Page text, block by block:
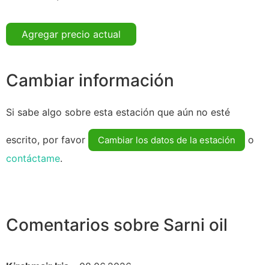
Agregar precio actual
Cambiar información
Si sabe algo sobre esta estación que aún no esté
escrito, por favor Cambiar los datos de la estación
o
contáctame.
Comentarios sobre Sarni oil